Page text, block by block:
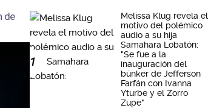
de
1
Melissa Klug revela el
motivo del polémico
audio a su hija
Samahara Lobatón:
"Se fue a la
inauguración del
búnker de Jefferson
Farfán con Ivanna
Yturbe y el Zorro
Zupe"